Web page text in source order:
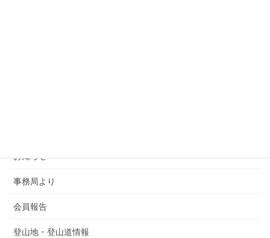
お知らせ
事務局より
会員報告
登山地・登山道情報